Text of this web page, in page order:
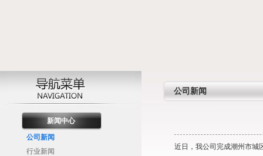
新闻中心
公司新闻
行业新闻
公司新闻
近日，我公司完成潮州市城